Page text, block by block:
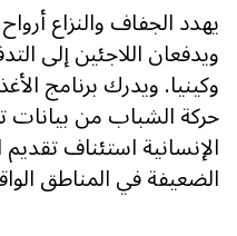
يهدد الجفاف والنزاع
ويدفعان اللاجئين إلى
وكينيا. ويدرك برنامج
حركة الشباب من بيانات
الإنسانية استئناف
الضعيفة في المناطق